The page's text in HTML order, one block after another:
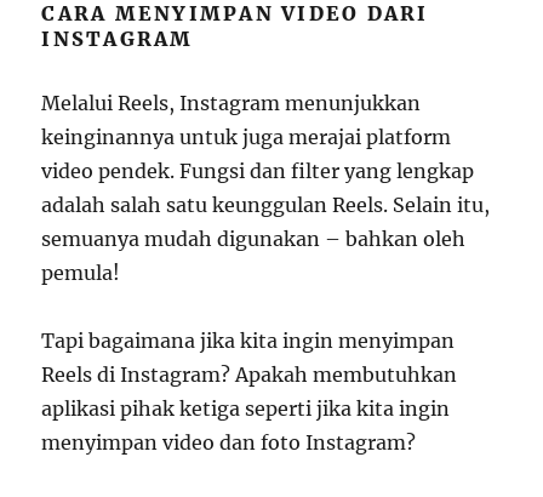
CARA MENYIMPAN VIDEO DARI
INSTAGRAM
Melalui Reels, Instagram menunjukkan
keinginannya untuk juga merajai platform
video pendek. Fungsi dan filter yang lengkap
adalah salah satu keunggulan Reels. Selain itu,
semuanya mudah digunakan – bahkan oleh
pemula!
Tapi bagaimana jika kita ingin menyimpan
Reels di Instagram? Apakah membutuhkan
aplikasi pihak ketiga seperti jika kita ingin
menyimpan video dan foto Instagram?